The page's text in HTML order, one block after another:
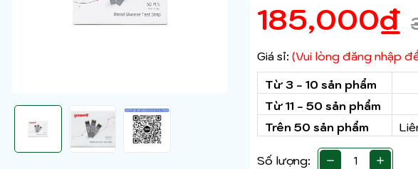
185,000₫
Giá sỉ: (Vui lòng đăng nhập
Từ 3 - 10 sản phẩm
Từ 11 - 50 sản phẩm
Trên 50 sản phẩm
Số lượng: